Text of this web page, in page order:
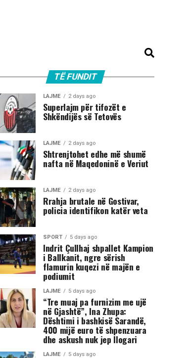
TË FUNDIT
LAJME 2 days ago
Superlajm për tifozët e
Shkëndijës së Tetovës
LAJME 2 days ago
Shtrenjtohet edhe më shumë
nafta në Maqedoninë e Veriut
LAJME 2 days ago
Rrahja brutale në Gostivar,
policia identifikon katër veta
SPORT 5 days ago
Indrit Çullhaj shpallet Kampion
i Ballkanit, ngre sërish
flamurin kuqezi në majën e
podiumit
LAJME 5 days ago
“Tre muaj pa furnizim me ujë
në Gjashtë”, Ina Zhupa:
Dështimi i bashkisë Sarandë,
400 mijë euro të shpenzuara
dhe askush nuk jep llogari
LAJME 5 days ago